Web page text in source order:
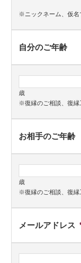
※ニックネーム、仮名
自分のご年齢
歳
※復縁のご相談、復縁
お相手のご年齢
歳
※復縁のご相談、復縁
メールアドレス